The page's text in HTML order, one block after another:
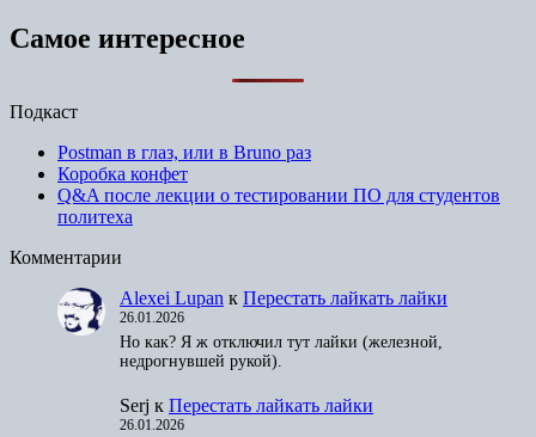
Самое интересное
Подкаст
Postman в глаз, или в Bruno раз
Коробка конфет
Q&A после лекции о тестировании ПО для студентов
политеха
Комментарии
Alexei Lupan к Перестать лайкать лайки
26.01.2026
Но как? Я ж отключил тут лайки (железной,
недрогнувшей рукой).
Serj к Перестать лайкать лайки
26.01.2026